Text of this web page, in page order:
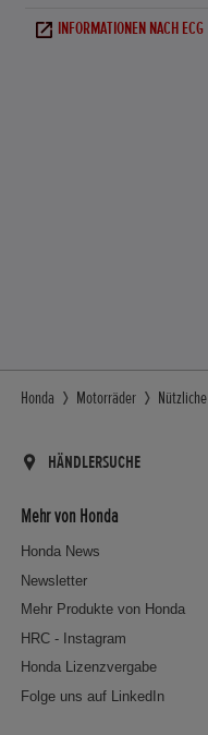
INFORMATIONEN NACH ECG
Honda Motorräder
HÄNDLERSUCHE
Mehr von Honda
Honda News
Newsletter
Mehr Produkte von Honda
HRC - Instagram
Honda Lizenzvergabe
Folge uns auf LinkedIn